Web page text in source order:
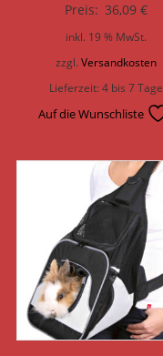
Preis: 36,09€
inkl. 19 % MwSt.
zzgl.Versandkosten
Lieferzeit:4 bis 7 Tage
Auf die Wunschliste